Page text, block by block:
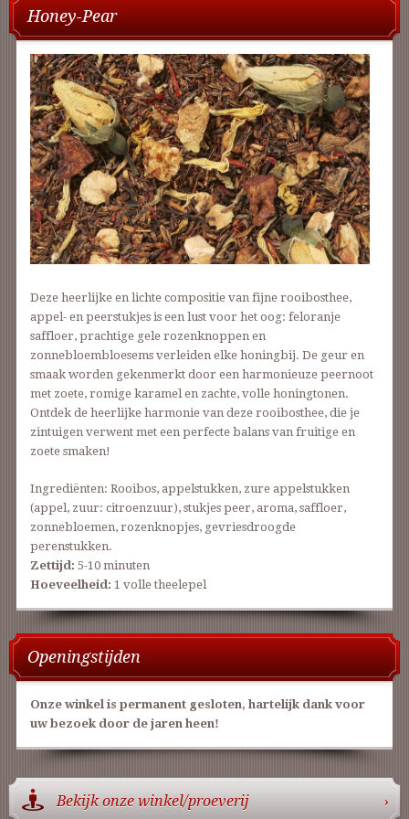
Honey-Pear
Deze heerlijke en lichte compositie van fijne rooibosthee,
appel- en peerstukjes is een lust voor het oog: feloranje
saffloer, prachtige gele rozenknoppen en
zonnebloembloesems verleiden elke honingbij. De geur en
smaak worden gekenmerkt door een harmonieuze peernoot
met zoete, romige karamel en zachte, volle honingtonen.
Ontdek de heerlijke harmonie van deze rooibosthee, die je
zintuigen verwent met een perfecte balans van fruitige en
zoete smaken!
Ingrediënten: Rooibos, appelstukken, zure appelstukken
(appel, zuur: citroenzuur), stukjes peer, aroma, saffloer,
zonnebloemen, rozenknopjes, gevriesdroogde
perenstukken.
Zettijd: 5-10 minuten
Hoeveelheid: 1 volle theelepel
Openingstijden
Onze winkel is permanent gesloten, hartelijk dank voor
uw bezoek door de jaren heen!
Bekijk onze winkel/proeverij ›